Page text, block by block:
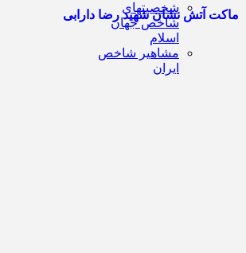
شخصیتهای
شاخص جهان
اسلام
مشاهیر شاخص
ایران
ماکت آتش نشان شهید رضا دارابی